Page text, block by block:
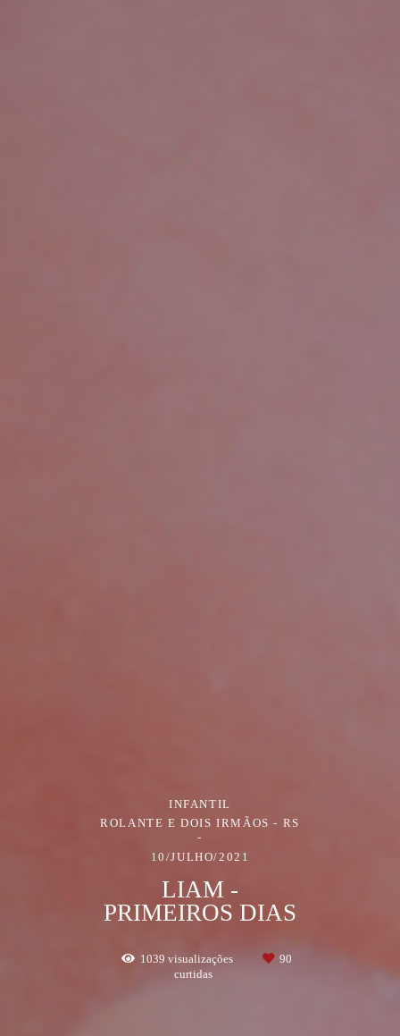
INFANTIL
ROLANTE E DOIS IRMÃOS - RS
10/JULHO/2021
LIAM -
PRIMEIROS DIAS
1039 visualizações
90
curtidas